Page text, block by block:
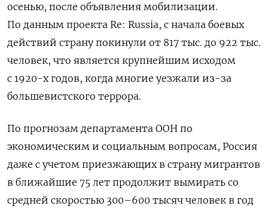
осенью, после объявления мобилизации.
По данным проекта Re: Russia, с начала боевых
действий страну покинули от 817 тыс. до 922 тыс.
человек, что является крупнейшим исходом
с 1920-х годов, когда многие уезжали из-за
большевистского террора.
По прогнозам департамента ООН по
экономическим и социальным вопросам, Россия
даже с учетом приезжающих в страну мигрантов
в ближайшие 75 лет продолжит вымирать со
средней скоростью 300–600 тысяч человек в год